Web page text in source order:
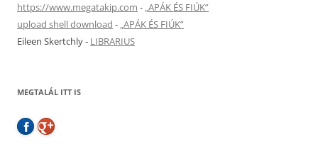
https://www.megatakip.com - „APÁK ÉS FIÚK”
upload shell download - „APÁK ÉS FIÚK”
Eileen Skertchly- LIBRARIUS
MEGTALÁL ITT IS